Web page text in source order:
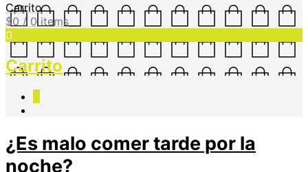
Carrito
$0 / 0 items
0
Carrito
¿Es malo comer tarde por la
noche?